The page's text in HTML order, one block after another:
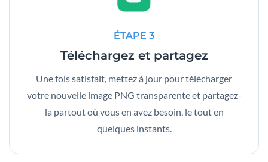
ÉTAPE 3
Téléchargez et partagez
Une fois satisfait, mettez à jour pour télécharger
votre nouvelle image PNG transparente et partagez-
la partout où vous en avez besoin, le tout en
quelques instants.